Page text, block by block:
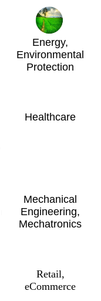
Energy,
Environmental
Protection
Healthcare
Mechanical
Engineering,
Mechatronics
Retail,
eCommerce